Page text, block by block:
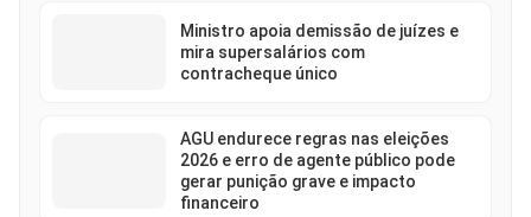
Ministro apoia demissão de juízes e
mira supersalários com
contracheque único
AGU endurece regras nas eleições
2026 e erro de agente público pode
gerar punição grave e impacto
financeiro